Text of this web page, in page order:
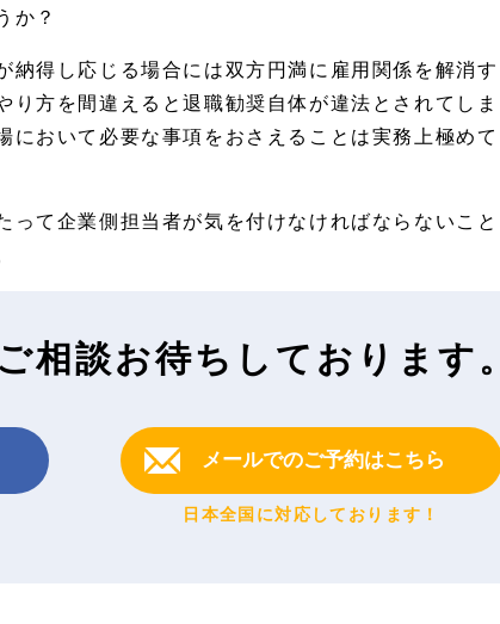
か？
納得し応じる場合には双方円満に雇用関係を解消す
り方を間違えると退職勧奨自体が違法とされてしま
において必要な事項をおさえることは実務上極めて
って企業側担当者が気を付けなければならないこと
ご相談お待ちしております。
メールでのご予約はこちら
日本全国に対応しております！